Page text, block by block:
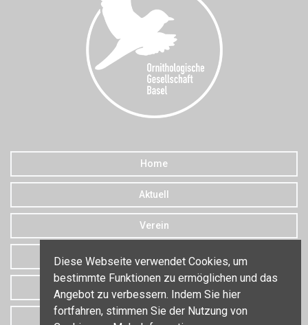
Home
Aktuell
Verein
Downloads
Kontakt
Diese Webseite verwendet Cookies, um
bestimmte Funktionen zu ermöglichen und das
Angebot zu verbessern. Indem Sie hier
fortfahren, stimmen Sie der Nutzung von